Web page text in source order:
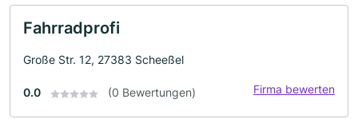
Fahrradprofi
Große Str. 12, 27383 Scheeßel
0.0 (0 Bewertungen) Firma bewerten